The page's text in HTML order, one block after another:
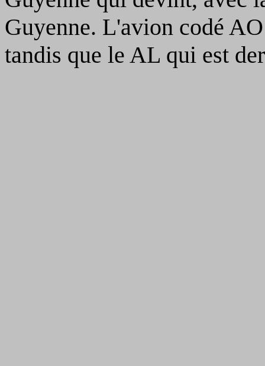
Guyenne. L'avion codé
tandis que le AL qui est